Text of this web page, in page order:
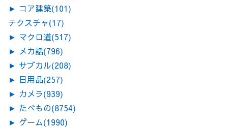
► コア建築(101)
テクスチャ(17)
► マクロ道(517)
► メカ話(796)
► サブカル(208)
► 日用品(257)
► カメラ(939)
► たべもの(8754)
► ゲーム(1990)